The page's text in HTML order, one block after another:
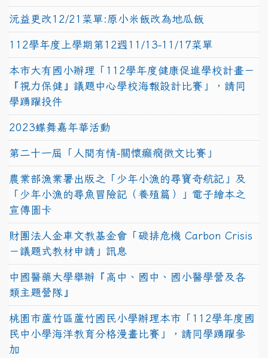
沅益更改12/21菜單:原小米飯改為地瓜飯
112學年度上學期第12週11/13-11/17菜單
本市大有國小辦理「112學年度健康促進學校計畫－
『視力保健』議題中心學校海報設計比賽」，請同
學踴躍投件
2023蝶舞嘉年華活動
第二十一屆「人間有情-關懷癲癇徵文比賽」
農業部漁業署出版之「少年小漁的尋寶奇航記」及
「少年小漁的尋魚冒險記（養殖篇）」電子繪本之
宣傳圖卡
財團法人金車文教基金會「碳排危機 Carbon Crisis
－議題式教材申請」訊息
中國醫藥大學舉辦『高中、國中、國小醫學營及各
類主題營隊』
桃園市蘆竹區蘆竹國民小學辦理本市「112學年度國
民中小學海洋教育分格漫畫比賽」，請同學踴躍參
加